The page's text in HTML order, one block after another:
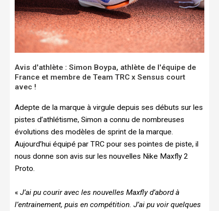
Avis d'athlète : Simon Boypa, athlète de l'équipe de
France et membre de Team TRC x Sensus court
avec !
Adepte de la marque à virgule depuis ses débuts sur les
pistes d’athlétisme, Simon a connu de nombreuses
évolutions des modèles de sprint de la marque.
Aujourd’hui équipé par TRC pour ses pointes de piste, il
nous donne son avis sur les nouvelles Nike Maxfly 2
Proto.
« J’ai pu courir avec les nouvelles Maxfly d’abord à
l’entrainement, puis en compétition. J’ai pu voir quelques